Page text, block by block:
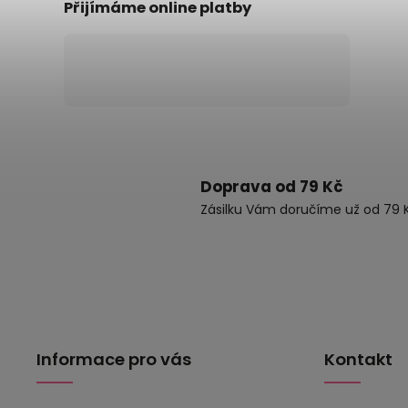
Přijímáme online platby
Doprava od 79 Kč
Zásilku Vám doručíme už od 79
Informace pro vás Kontakt